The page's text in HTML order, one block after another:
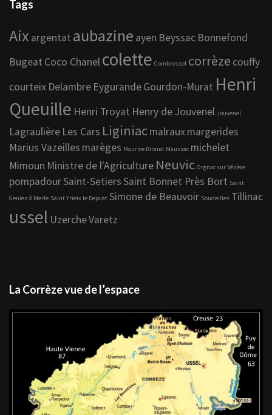
Tags
Aix argentat aubazine ayen Beyssac Bonnefond
Bugeat Coco Chanelcolette Combressol corrèze couffy
courteix Delambre EygurandeGourdon-Murat Henri
Queuille Henri Troyat Henry de Jouvenel Jouvenel
Lagraulière Les Cars Liginiacmalrauxmargerides
Marius Vazeilles marèges Maurice Biraud Maussac michelet
Mimoun Ministre de l'Agriculture Neuvic Orgnac sur Vézère
pompadourSaint-SetiersSaint Bonnet Près Bort Saint
Geniez ô Merle Saint Yrieix le Dejalat Simone de Beauvoir Soudeilles Tillinac
ussel UzercheVaretz
La Corrèze vue de l’espace